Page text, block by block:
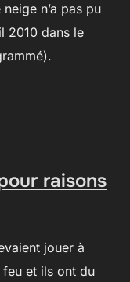
n’a pas pu
2010 dans le
raisons
jouer à
et ils ont du